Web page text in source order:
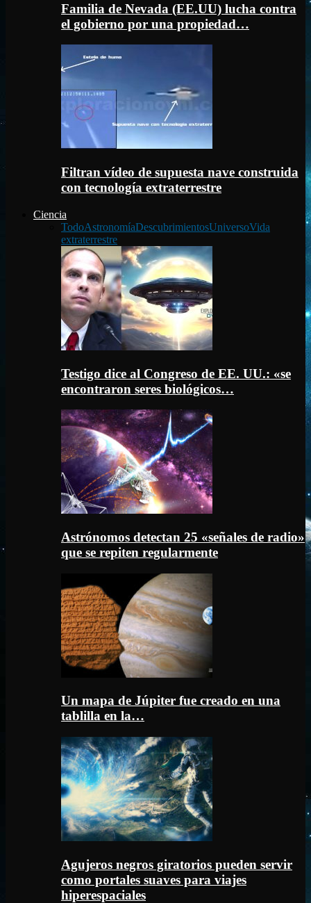
Familia de Nevada (EE.UU) lucha contra
el gobierno por una propiedad…
Filtran vídeo de supuesta nave construida
con tecnología extraterrestre
Ciencia
TodoAstronomíaDescubrimientosUniversoVida
extraterrestre
Testigo dice al Congreso de EE. UU.: «se
encontraron seres biológicos…
Astrónomos detectan 25 «señales de radio»
que se repiten regularmente
Un mapa de Júpiter fue creado en una
tablilla en la…
Agujeros negros giratorios pueden servir
como portales suaves para viajes
hiperespaciales